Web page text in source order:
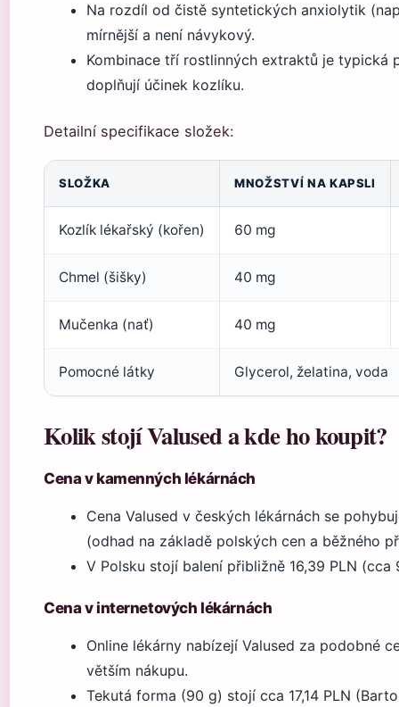
Na rozdíl od čistě syntetických anxiolytik
mírnější a není návykový.
Kombinace tří rostlinných extraktů je typická
doplňují účinek kozlíku.
Detailní specifikace složek:
SLOŽKA MNOŽSTVÍ NA KAPSLI
Kozlík lékařský (kořen) 60 mg
Chmel (šišky) 40 mg
Mučenka (nať) 40 mg
Pomocné látky Glycerol, želatina, voda
Kolik stojí Valused a kde ho koupit?
Cena v kamenných lékárnách
Cena Valused v českých lékárnách se
(odhad na základě polských cen a běžného
V Polsku stojí balení přibližně 16,39 PLN (cca
Cena v internetových lékárnách
Online lékárny nabízejí Valused za podobné
větším nákupu.
Tekutá forma (90 g) stojí cca 17,14 PLN